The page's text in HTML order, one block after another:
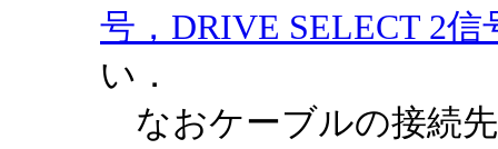
号，DRIVE SELECT 2
い．
なおケーブルの接続